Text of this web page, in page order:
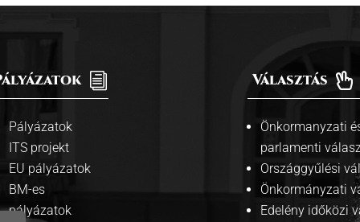
i
Pályázatok
ITS projekt
EU pályázatok
BM-es
pályázatok

Választás
Önkormanyzati
parlamenti
Országgyűlési
Önkormányzati
Edelény időközi